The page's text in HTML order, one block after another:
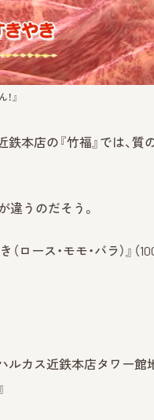
』
本店の『竹福』では、
うのだそう。
ース・モモ・バラ）』（
ルカス近鉄本店タワー館